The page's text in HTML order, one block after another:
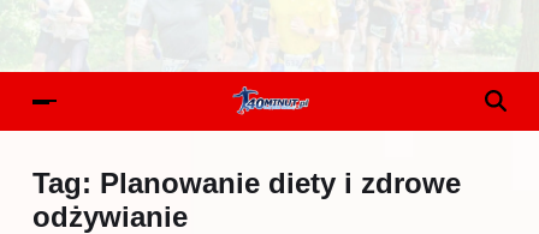
Tag: Planowanie diety i zdrowe
odżywianie